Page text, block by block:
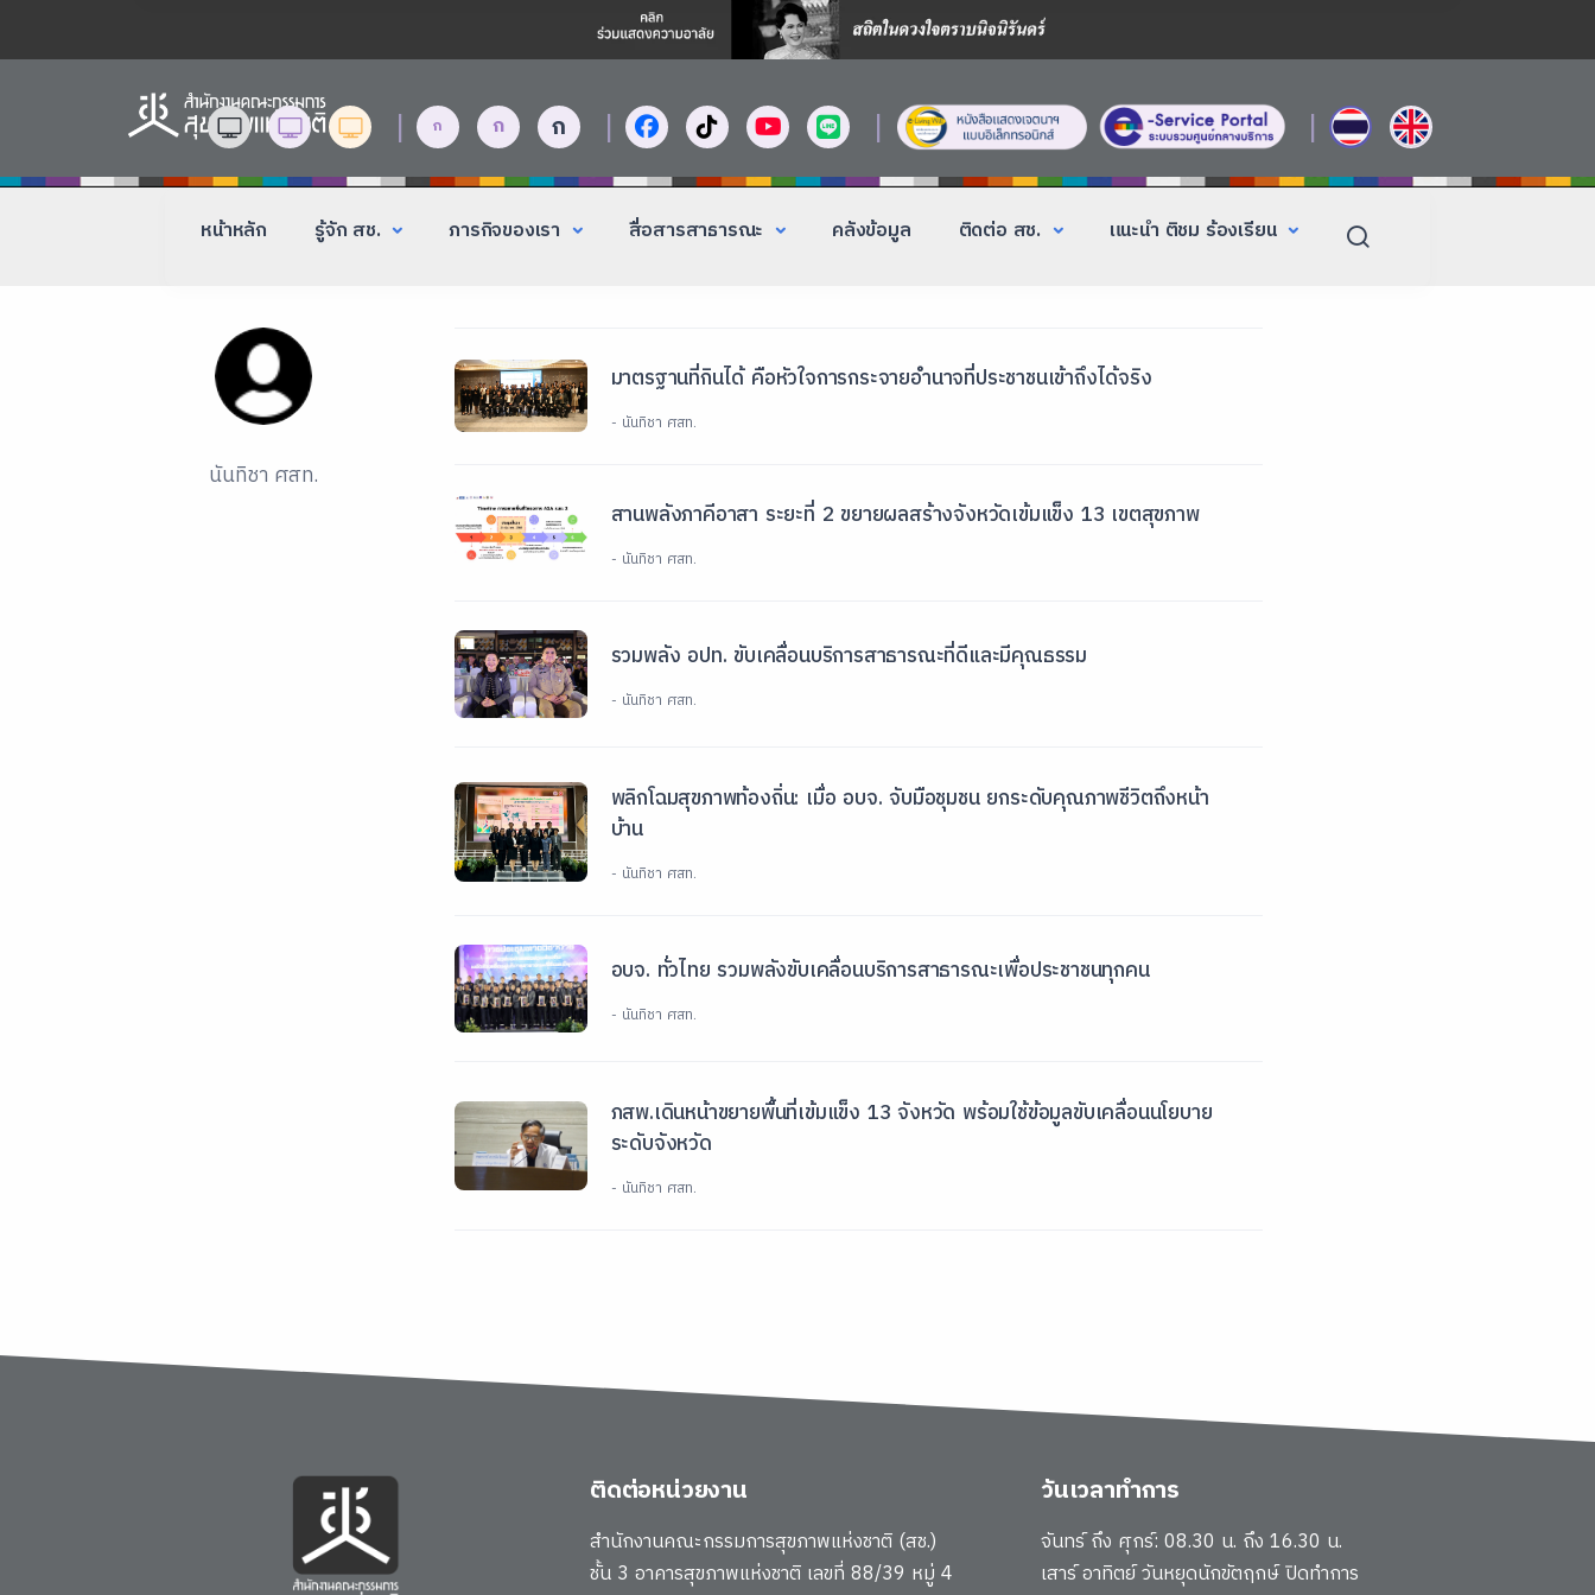
| ก ก ก | | |
หน้าหลัก รู้จัก สช. ภารกิจของเรา สื่อสารสาธารณะ คลังข้อมูล ติดต่อ สช. แนะนำ ติชม ร้องเรียน
นันทิชา ศสท.
มาตรฐานที่กินได้ คือหัวใจการกระจายอำนาจที่ประชาชนเข้าถึงได้จริง
- นันทิชา ศสท.
สานพลังภาคีอาสา ระยะที่ 2 ขยายผลสร้างจังหวัดเข้มแข็ง 13 เขตสุขภาพ
- นันทิชา ศสท.
รวมพลัง อปท. ขับเคลื่อนบริการสาธารณะที่ดีและมีคุณธรรม
- นันทิชา ศสท.
พลิกโฉมสุขภาพท้องถิ่น: เมื่อ อบจ. จับมือชุมชน ยกระดับคุณภาพชีวิตถึงหน้า
บ้าน
- นันทิชา ศสท.
อบจ. ทั่วไทย รวมพลังขับเคลื่อนบริการสาธารณะเพื่อประชาชนทุกคน
- นันทิชา ศสท.
ภสพ.เดินหน้าขยายพื้นที่เข้มแข็ง 13 จังหวัด พร้อมใช้ข้อมูลขับเคลื่อนนโยบาย
ระดับจังหวัด
- นันทิชา ศสท.
ติดต่อหน่วยงาน
สำนักงานคณะกรรมการสุขภาพแห่งชาติ (สช.)
ชั้น 3 อาคารสุขภาพแห่งชาติ เลขที่ 88/39 หมู่ 4
วันเวลาทำการ
จันทร์ ถึง ศุกร์: 08.30 น. ถึง 16.30 น.
เสาร์ อาทิตย์ วันหยุดนักขัตฤกษ์ ปิดทำการ